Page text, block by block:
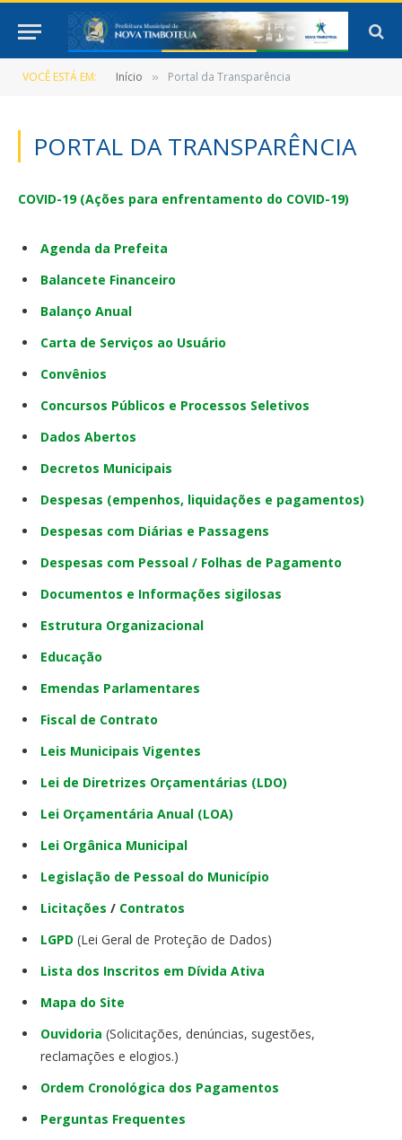
VOCÊ ESTÁ EM: Início » Portal da Transparência
PORTAL DA TRANSPARÊNCIA
COVID-19 (Ações para enfrentamento do COVID-19)
Agenda da Prefeita
Balancete Financeiro
Balanço Anual
Carta de Serviços ao Usuário
Convênios
Concursos Públicos e Processos Seletivos
Dados Abertos
Decretos Municipais
Despesas (empenhos, liquidações e pagamentos)
Despesas com Diárias e Passagens
Despesas com Pessoal / Folhas de Pagamento
Documentos e Informações sigilosas
Estrutura Organizacional
Educação
Emendas Parlamentares
Fiscal de Contrato
Leis Municipais Vigentes
Lei de Diretrizes Orçamentárias (LDO)
Lei Orçamentária Anual (LOA)
Lei Orgânica Municipal
Legislação de Pessoal do Município
Licitações / Contratos
LGPD (Lei Geral de Proteção de Dados)
Lista dos Inscritos em Dívida Ativa
Mapa do Site
Ouvidoria (Solicitações, denúncias, sugestões,
reclamações e elogios.)
Ordem Cronológica dos Pagamentos
Perguntas Frequentes